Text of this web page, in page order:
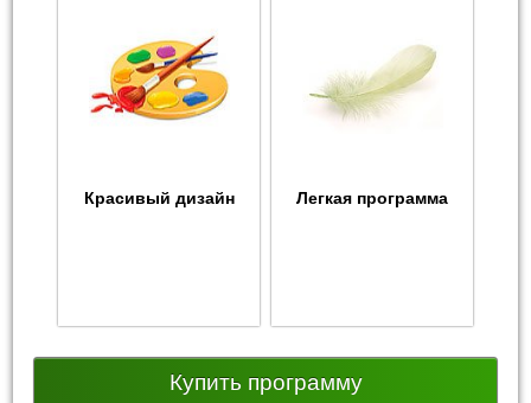
Красивый дизайн Легкая программа
Купить программу